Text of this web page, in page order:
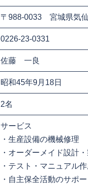
〒988-0033 宮城県気
0226-23-0331
佐藤 一良
昭和45年9月18日
2名
サービス
・生産設備の機械修理
・オーダーメイド設計
・テスト・マニュアル
・自主保全活動のサポー